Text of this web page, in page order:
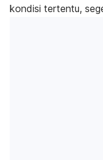
kondisi tertentu,